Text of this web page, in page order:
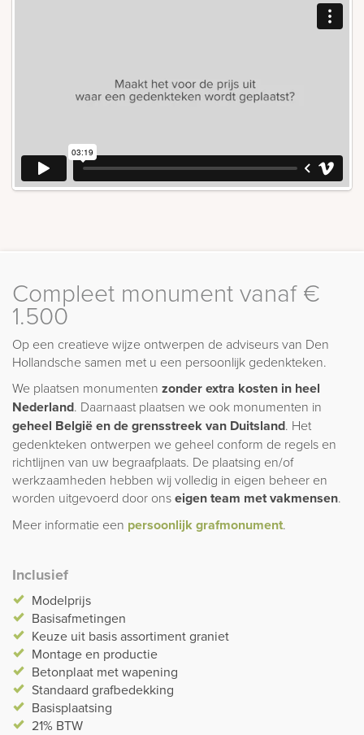
Compleet monument vanaf €
1.500
Op een creatieve wijze ontwerpen de adviseurs van Den
Hollandsche samen met u een persoonlijk gedenkteken.
We plaatsen monumenten zonder extra kosten in heel
Nederland. Daarnaast plaatsen we ook monumenten in
geheel België en de grensstreek van Duitsland. Het
gedenkteken ontwerpen we geheel conform de regels en
richtlijnen van uw begraafplaats. De plaatsing en/of
werkzaamheden hebben wij volledig in eigen beheer en
worden uitgevoerd door onseigen team met vakmensen.
Meer informatie een persoonlijk grafmonument.
Inclusief
Modelprijs
Basisafmetingen
Keuze uit basis assortiment graniet
Montage en productie
Betonplaat met wapening
Standaard grafbedekking
Basisplaatsing
21% BTW